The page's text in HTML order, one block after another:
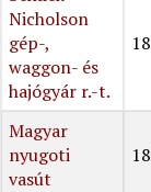
Nicholson
gép-,
waggon- és
hajógyár r.-t.
Magyar
nyugoti
vasút